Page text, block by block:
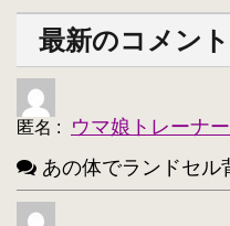
西住みほ【237】
・ ミーナ・ディート
・ ニャル子【218】
アルトリア・ペン
・ ユウキ(SAO)【214
最新のコメント
匿名 :
ウマ娘トレーナ
あの体でランドセル